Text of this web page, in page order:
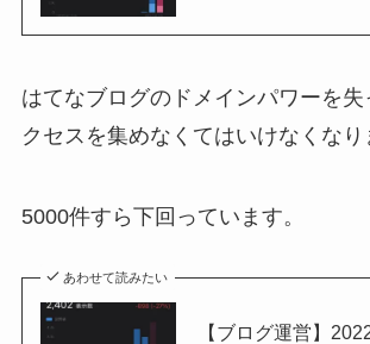
はてなブログのドメインパワーを
クセスを集めなくてはいけなくなり
5000件すら下回っています。
あわせて読みたい
【ブログ運営】